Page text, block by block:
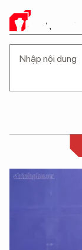
Ý KIẾN CỦA